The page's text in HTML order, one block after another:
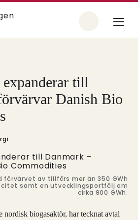
till
Danish Bio
förvärvet av tillförs mer än 350 GWh
samt en utvecklingsportfölj om
cirka 900 GWh.
nordisk biogasaktör, har tecknat avtal